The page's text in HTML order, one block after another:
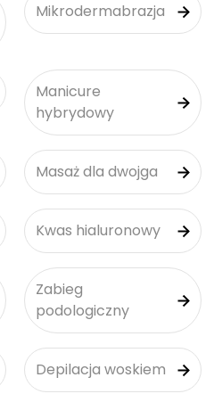
Mikrodermabrazja
Manicure
hybrydowy
Masaż dla dwojga
Kwas hialuronowy
Zabieg
podologiczny
Depilacja woskiem